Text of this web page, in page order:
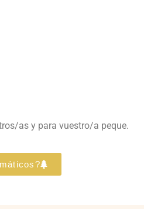
as y para vuestro/a peque.